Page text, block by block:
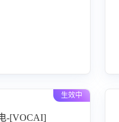
生效中
-[VOCAI]